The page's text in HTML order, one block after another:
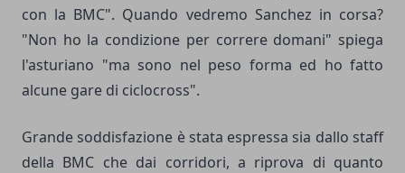
con la BMC". Quando vedremo Sanchez in corsa?
"Non ho la condizione per correre domani" spiega
l'asturiano "ma sono nel peso forma ed ho fatto
alcune gare di ciclocross".
Grande soddisfazione è stata espressa sia dallo staff
della BMC che dai corridori, a riprova di quanto